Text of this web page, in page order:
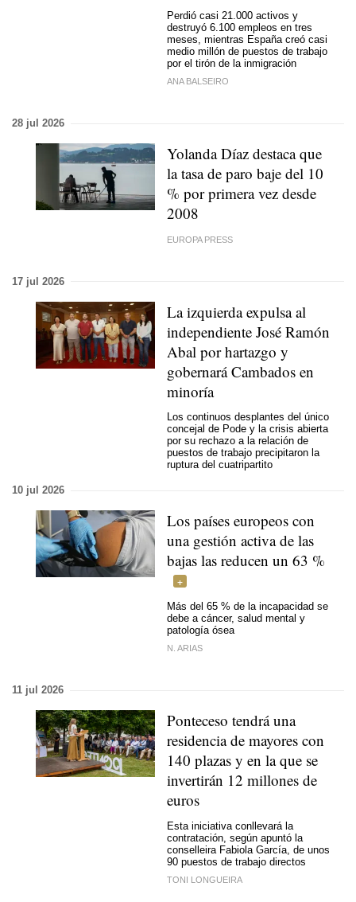
Perdió casi 21.000 activos y
destruyó 6.100 empleos en tres
meses, mientras España creó casi
medio millón de puestos de trabajo
por el tirón de la inmigración
ANA BALSEIRO
28 jul 2026
Yolanda Díaz destaca que
la tasa de paro baje del 10
% por primera vez desde
2008
EUROPA PRESS
17 jul 2026
La izquierda expulsa al
independiente José Ramón
Abal por hartazgo y
gobernará Cambados en
minoría
Los continuos desplantes del único
concejal de Pode y la crisis abierta
por su rechazo a la relación de
puestos de trabajo precipitaron la
ruptura del cuatripartito
10 jul 2026
Los países europeos con
una gestión activa de las
bajas las reducen un 63 %
Más del 65 % de la incapacidad se
debe a cáncer, salud mental y
patología ósea
N. ARIAS
11 jul 2026
Ponteceso tendrá una
residencia de mayores con
140 plazas y en la que se
invertirán 12 millones de
euros
Esta iniciativa conllevará la
contratación, según apuntó la
conselleira Fabiola García, de unos
90 puestos de trabajo directos
TONI LONGUEIRA